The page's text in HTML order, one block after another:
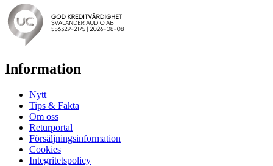
Information
Nytt
Tips & Fakta
Om oss
Returportal
Försäljningsinformation
Cookies
Integritetspolicy